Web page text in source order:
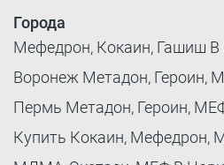
Города
Мефедрон, Кокаин, Гашиш В
Воронеж Метадон, Героин,
Пермь Метадон, Героин,
Купить Кокаин, Мефедрон,